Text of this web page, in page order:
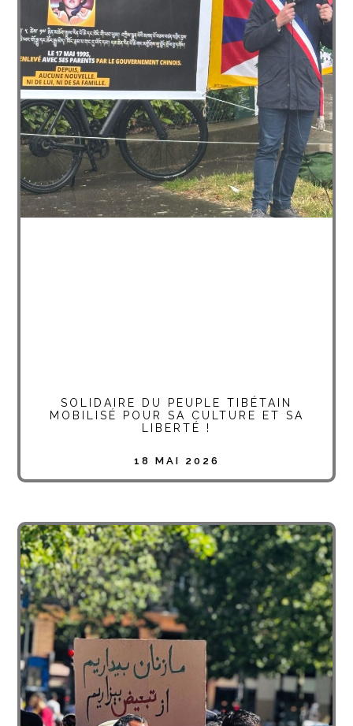
SOLIDAIRE DU PEUPLE TIBÉTAIN
MOBILISÉ POUR SA CULTURE ET SA
LIBERTÉ !
18 MAI 2026